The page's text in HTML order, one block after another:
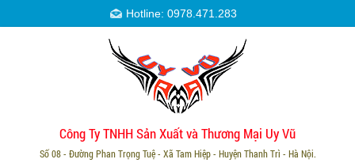
Hotline: 0978.471.283
Công Ty TNHH Sản Xuất và Thương Mại Uy Vũ
Số 08 - Đường Phan Trọng Tuệ - Xã Tam Hiệp - Huyện Thanh Trì - Hà Nội.